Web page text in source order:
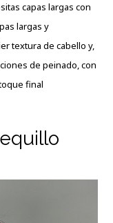
capas largas con
largas y
textura de cabello y,
de peinado, con
final